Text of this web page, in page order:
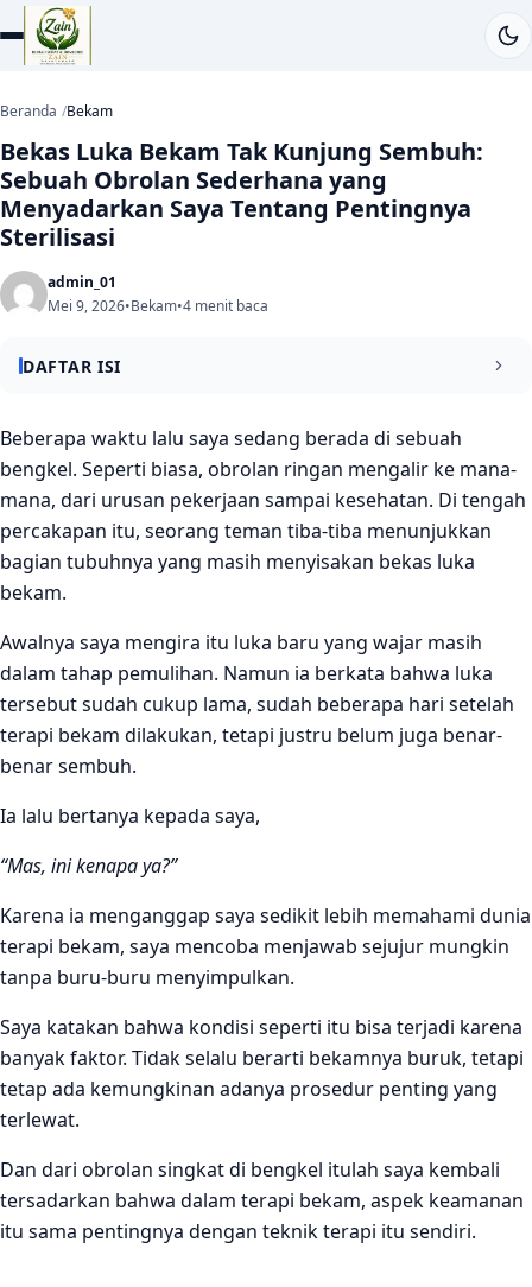
Beranda Bekam
Bekas Luka Bekam Tak Kunjung Sembuh:
Sebuah Obrolan Sederhana yang
Menyadarkan Saya Tentang Pentingnya
Sterilisasi
admin_01
Mei 9, 2026•Bekam•4 menit baca
DAFTAR ISI
Tidak semua pasien bisa langsung dibekam begitu saja
Sterilisasi bukan pelengkap—tetapi keharusan
Mengapa ZHH berinvestasi pada alat sterilisasi khusus?
Bekam yang baik bukan hanya terasa enak saat terapi
Beberapa waktu lalu saya sedang berada di sebuah
bengkel. Seperti biasa, obrolan ringan mengalir ke mana-
mana, dari urusan pekerjaan sampai kesehatan. Di tengah
percakapan itu, seorang teman tiba-tiba menunjukkan
bagian tubuhnya yang masih menyisakan bekas luka
bekam.
Awalnya saya mengira itu luka baru yang wajar masih
dalam tahap pemulihan. Namun ia berkata bahwa luka
tersebut sudah cukup lama, sudah beberapa hari setelah
terapi bekam dilakukan, tetapi justru belum juga benar-
benar sembuh.
Ia lalu bertanya kepada saya,
“Mas, ini kenapa ya?”
Karena ia menganggap saya sedikit lebih memahami dunia
terapi bekam, saya mencoba menjawab sejujur mungkin
tanpa buru-buru menyimpulkan.
Saya katakan bahwa kondisi seperti itu bisa terjadi karena
banyak faktor. Tidak selalu berarti bekamnya buruk, tetapi
tetap ada kemungkinan adanya prosedur penting yang
terlewat.
Dan dari obrolan singkat di bengkel itulah saya kembali
tersadarkan bahwa dalam terapi bekam, aspek keamanan
itu sama pentingnya dengan teknik terapi itu sendiri.